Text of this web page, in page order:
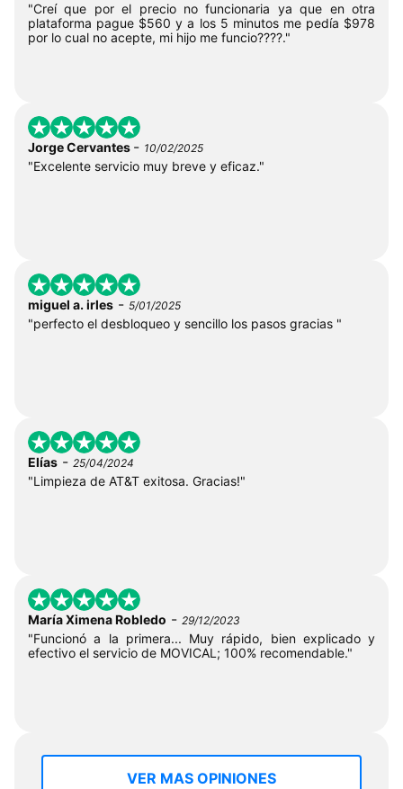
"Creí que por el precio no funcionaria ya que en otra
plataforma pague $560 y a los 5 minutos me pedía $978
por lo cual no acepte, mi hijo me funcio????."
Jorge Cervantes - 10/02/2025
"Excelente servicio muy breve y eficaz."
miguel a. irles - 5/01/2025
"perfecto el desbloqueo y sencillo los pasos gracias "
Elías - 25/04/2024
"Limpieza de AT&T exitosa. Gracias!"
María Ximena Robledo - 29/12/2023
"Funcionó a la primera... Muy rápido, bien explicado y
efectivo el servicio de MOVICAL; 100% recomendable."
VER MAS OPINIONES